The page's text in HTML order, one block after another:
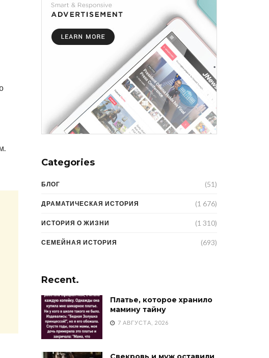
Categories
БЛОГ (51)
ДРАМАТИЧЕСКАЯ ИСТОРИЯ (1 676)
ИСТОРИЯ О ЖИЗНИ (1 310)
СЕМЕЙНАЯ ИСТОРИЯ (693)
Recent.
Платье, которое хранило
мамину тайну
7 АВГУСТА, 2026